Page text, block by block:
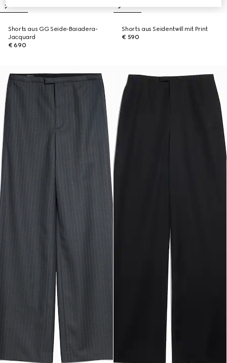
Shorts aus GG Seide-Baiadera-
Jacquard
€ 690
Shorts aus Seidentwill mit Print
€ 590